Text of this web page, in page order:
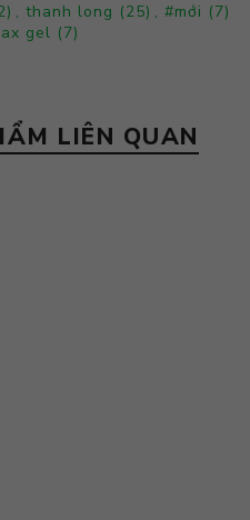
, thanh long (25) , #mới (7)
gel (7)
LIÊN QUAN